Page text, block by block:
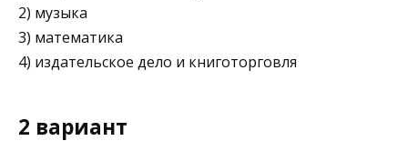
2) музыка
3) математика
4) издательское дело и книготорговля
2 вариант